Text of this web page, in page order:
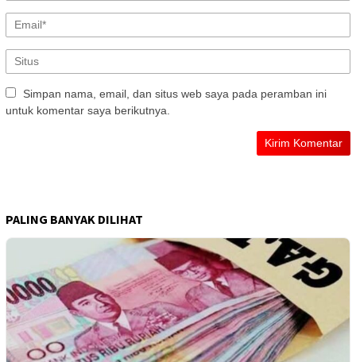
Simpan nama, email, dan situs web saya pada peramban ini
untuk komentar saya berikutnya.
PALING BANYAK DILIHAT